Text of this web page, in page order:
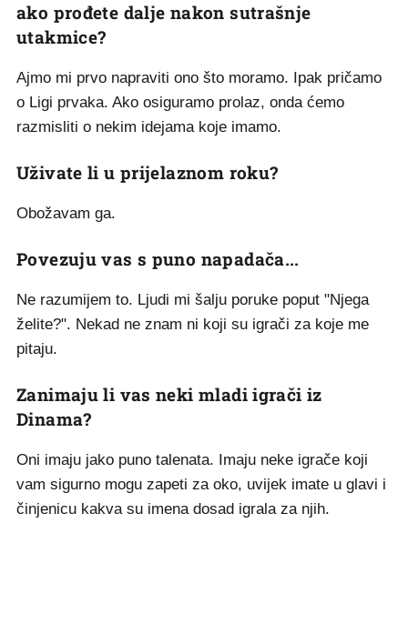
ako prođete dalje nakon sutrašnje
utakmice?
Ajmo mi prvo napraviti ono što moramo. Ipak pričamo
o Ligi prvaka. Ako osiguramo prolaz, onda ćemo
razmisliti o nekim idejama koje imamo.
Uživate li u prijelaznom roku?
Obožavam ga.
Povezuju vas s puno napadača...
Ne razumijem to. Ljudi mi šalju poruke poput "Njega
želite?". Nekad ne znam ni koji su igrači za koje me
pitaju.
Zanimaju li vas neki mladi igrači iz
Dinama?
Oni imaju jako puno talenata. Imaju neke igrače koji
vam sigurno mogu zapeti za oko, uvijek imate u glavi i
činjenicu kakva su imena dosad igrala za njih.